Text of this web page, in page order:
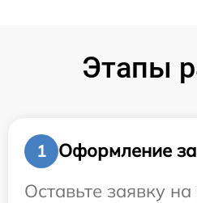
Этапы
1
Оформление
Оставьте заявку на